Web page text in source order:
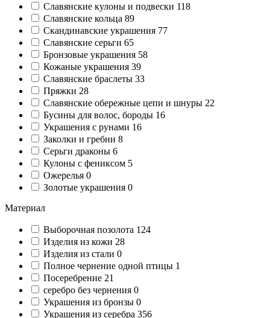
Славянские кулоны и подвески 118
Славянские кольца 89
Cкандинавские украшения 77
Славянские серьги 65
Бронзовые украшения 58
Кожаные украшения 39
Славянские браслеты 33
Пряжки 28
Славянские обережные цепи и шнуры 22
Бусины для волос, бороды 16
Украшения с рунами 16
Заколки и гребни 8
Серьги драконы 6
Кулоны с фениксом 5
Ожерелья 0
Золотые украшения 0
Материал
Выборочная позолота 124
Изделия из кожи 28
Изделия из стали 0
Полное чернение одной птицы 1
Посеребрение 21
серебро без чернения 0
Украшения из бронзы 0
Украшения из серебра 356